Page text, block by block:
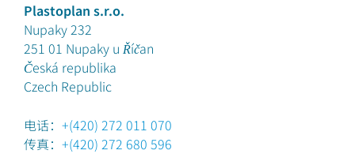
Plastoplan s.r.o.
Nupaky 232
251 01 Nupaky u Říčan
Česká republika
Czech Republic
电话： +(420) 272 011 070
传真： +(420) 272 680 596